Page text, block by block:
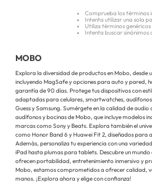
Comprueba los términos
Intenta utilizar una sola
Utiliza términos genéricos
Intenta buscar sinónimos
MOBO
Explora la diversidad de productos en Mobo, desde
incluyendo MagSafe y opciones para auto y pared,
garantía de 90 días. Protege tus dispositivos con
adaptadas para celulares, smartwatches,
Guess y Samsung. Sumérgete en la calidad de
audífonos y bocinas de Mobo, que incluye modelos
marcas como Sony y Beats. Explora también el
como Honor Band 6 y Huawei Fit 2, diseñados para
Además, personaliza tu experiencia con una
iPad hasta plumas para tablets. Descubre un
ofrecen portabilidad, entretenimiento inmersivo y
Mobo, estamos comprometidos a ofrecer calidad,
manos. ¡Explora ahora y elige con confianza!